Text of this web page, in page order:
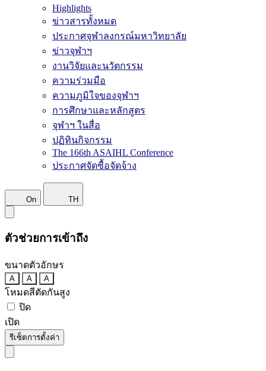
Highlights
ข่าวสารทั้งหมด
ประกาศจุฬาลงกรณ์มหาวิทยาลัย
ข่าวจุฬาฯ
งานวิจัยและนวัตกรรม
ความร่วมมือ
ความภูมิใจของจุฬาฯ
การศึกษาและหลักสูตร
จุฬาฯ ในสื่อ
ปฏิทินกิจกรรม
The 166th ASAIHL Conference
ประกาศจัดซื้อจัดจ้าง
On TH
ตัวช่วยการเข้าถึง
ขนาดตัวอักษร
A A A
โหมดสีตัดกันสูง
ปิด
เปิด
รีเซ็ตการตั้งค่า